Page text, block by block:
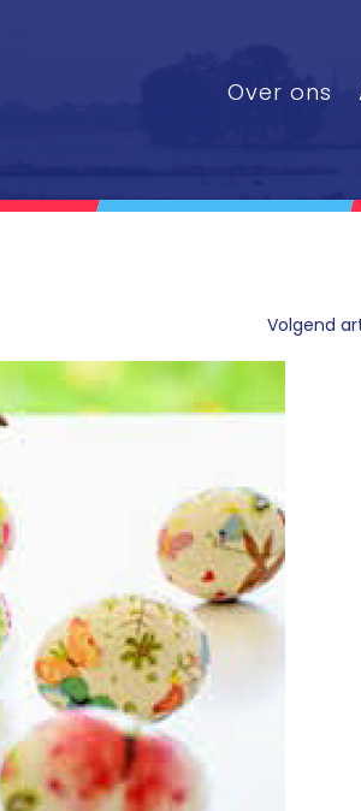
Over ons
Volgend